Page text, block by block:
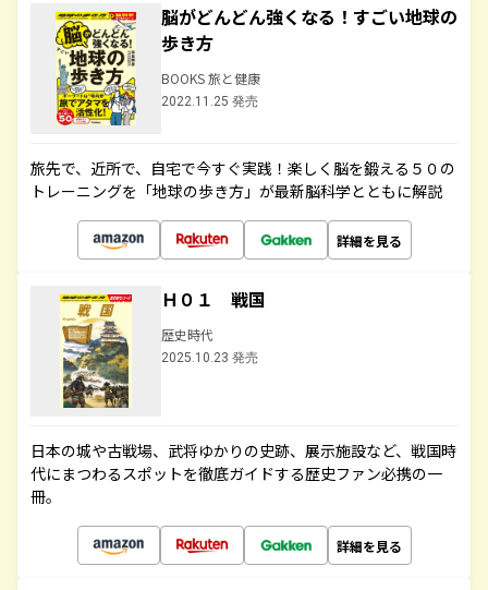
脳がどんどん強くなる！すごい地球の
歩き方
BOOKS 旅と健康
2022.11.25 発売
旅先で、近所で、自宅で今すぐ実践！楽しく脳を鍛える５０の
トレーニングを「地球の歩き方」が最新脳科学とともに解説
詳細を見る
Ｈ０１ 戦国
歴史時代
2025.10.23 発売
日本の城や古戦場、武将ゆかりの史跡、展示施設など、戦国時
代にまつわるスポットを徹底ガイドする歴史ファン必携の一
冊。
詳細を見る